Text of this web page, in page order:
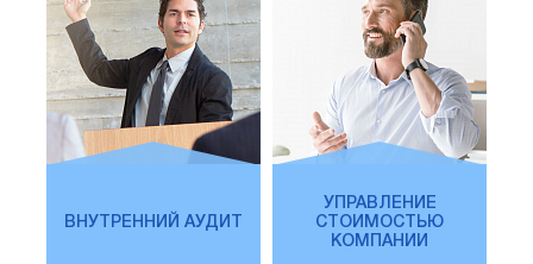
ВНУТРЕННИЙ АУДИТ
УПРАВЛЕНИЕ
СТОИМОСТЬЮ
КОМПАНИИ